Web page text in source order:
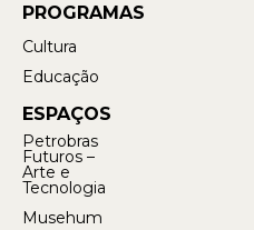
PROGRAMAS
Cultura
Educação
ESPAÇOS
Petrobras
Futuros –
Arte e
Tecnologia
Musehum